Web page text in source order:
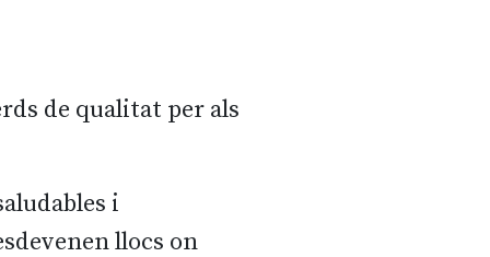
de qualitat per als
i
llocs on